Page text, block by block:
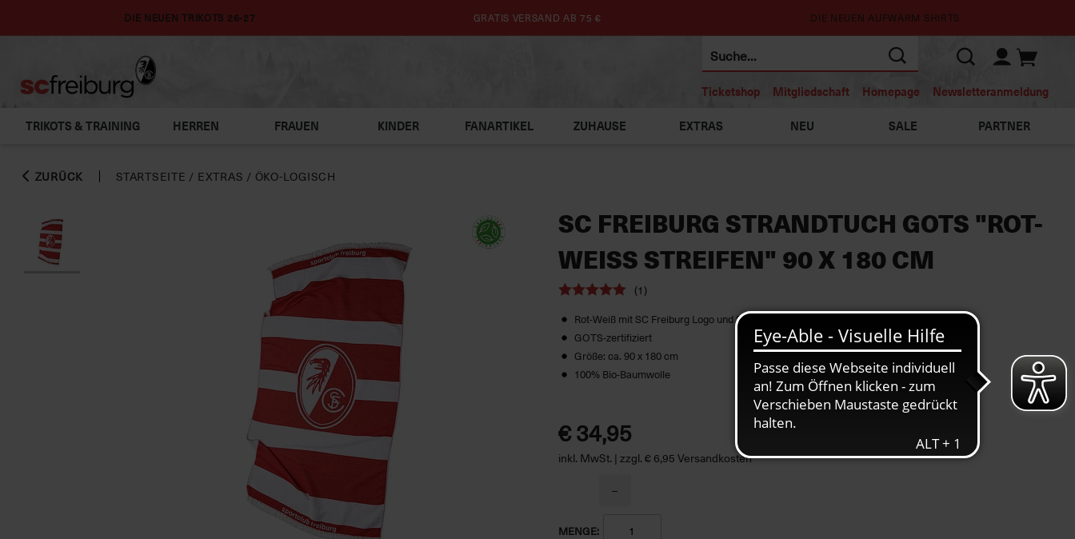
DIE NEUEN TRIKOTS 26-27 GRATIS VERSAND AB 75 € DIE NEUEN AUFWÄRM SHIRTS
Ticketshop Mitgliedschaft Homepage Newsletteranmeldung
TRIKOTS & TRAINING HERREN FRAUEN KINDER FANARTIKEL ZUHAUSE EXTRAS NEU SALE PARTNER
ZURÜCK STARTSEITE / EXTRAS / ÖKO-LOGISCH
SC FREIBURG STRANDTUCH GOTS "ROT-
WEISS STREIFEN" 90 X 180 CM
(1)
Rot-Weiß mit SC Freiburg Logo und Schriftzug „Sportclub Freiburg“ an beiden Enden
GOTS-zertifiziert
Größe: ca. 90 x 180 cm
100% Bio-Baumwolle
€ 34,95
inkl. MwSt. | zzgl. € 6,95 Versandkosten
MENGE:
−